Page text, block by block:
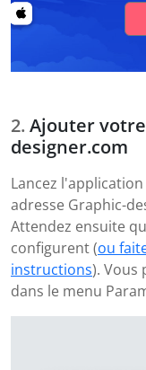
Ajouter
designer.com
Lancez
adresse Graphic-
Attendez ensuite
configurent (ou
instructions). Vous
dans le menu